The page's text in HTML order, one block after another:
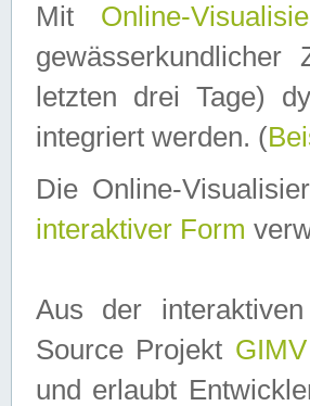
Mit Online-
letzten drei Tage)
integriert werden. (
Die Online-
interaktiver Form
Aus der
Source Projekt GIMV
und erlaubt